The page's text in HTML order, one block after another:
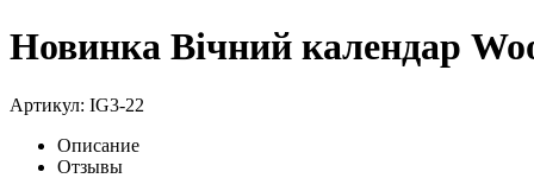
Новинка Вічний календар
Артикул: IG3-22
Описание
Отзывы